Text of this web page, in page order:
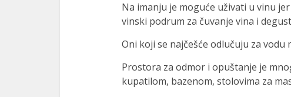
Na imanju je moguće uživati u vinu
vinski podrum za čuvanje vina i
Oni koji se najčešće odlučuju za
Prostora za odmor i opuštanje je
kupatilom, bazenom, stolovima za